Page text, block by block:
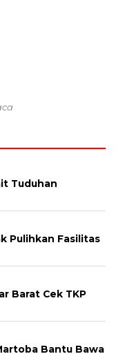
Tuduhan
Pulihkan Fasilitas
Barat Cek TKP
Bantu Bawa